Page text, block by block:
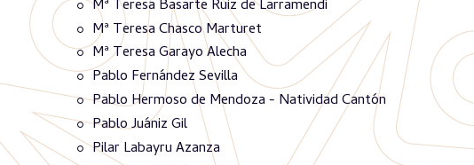
Mª Teresa Basarte Ruiz de Larramendi
Mª Teresa Chasco Marturet
Mª Teresa Garayo Alecha
Pablo Fernández Sevilla
Pablo Hermoso de Mendoza - Natividad Cantón
Pablo Juániz Gil
Pilar Labayru Azanza